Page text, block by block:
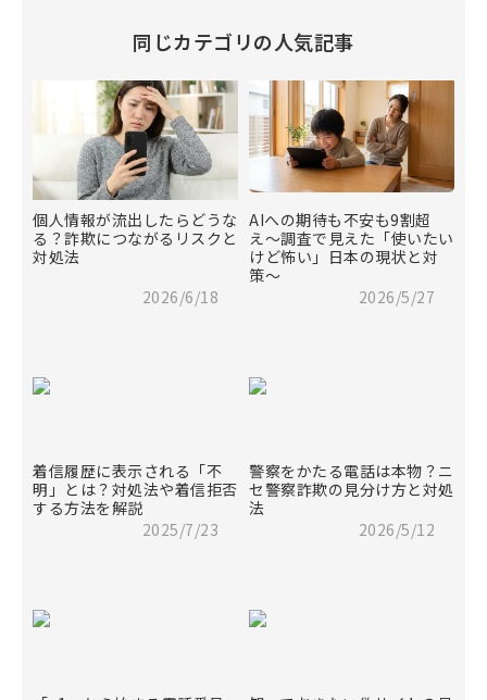
同じカテゴリの人気記事
個人情報が流出したらどうな
る？詐欺につながるリスクと
対処法
2026/6/18
AIへの期待も不安も9割超
え〜調査で見えた「使いたい
けど怖い」日本の現状と対
策〜
2026/5/27
着信履歴に表示される「不
明」とは？対処法や着信拒否
する方法を解説
2025/7/23
警察をかたる電話は本物？ニ
セ警察詐欺の見分け方と対処
法
2026/5/12